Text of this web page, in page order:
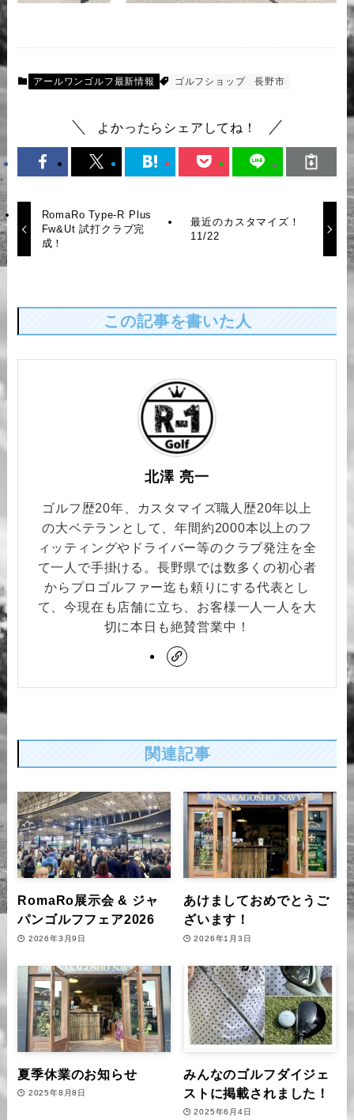
アールワンゴルフ最新情報 ゴルフショップ 長野市
よかったらシェアしてね！
RomaRo Type-R Plus
Fw&Ut 試打クラブ完
成！
最近のカスタマイズ！
11/22
この記事を書いた人
北澤 亮一
ゴルフ歴20年、カスタマイズ職人歴20年以上
の大ベテランとして、年間約2000本以上のフ
ィッティングやドライバー等のクラブ発注を全
て一人で手掛ける。長野県では数多くの初心者
からプロゴルファー迄も頼りにする代表とし
て、今現在も店舗に立ち、お客様一人一人を大
切に本日も絶賛営業中！
関連記事
RomaRo展示会 & ジャ
パンゴルフフェア2026
2026年3月9日
あけましておめでとうご
ざいます！
2026年1月3日
夏季休業のお知らせ
2025年8月8日
みんなのゴルフダイジェ
ストに掲載されました！
2025年6月4日